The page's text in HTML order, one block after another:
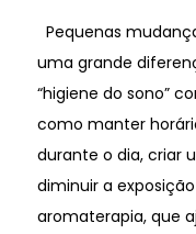
Pequenas
uma grande
“higiene do sono”
como manter
durante o dia, criar
diminuir a
aromaterapia, que